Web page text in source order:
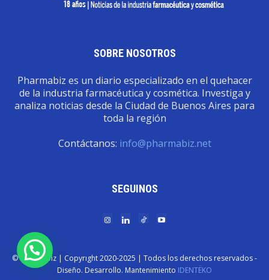
SOBRE NOSOTROS
Pharmabiz es un diario especializado en el quehacer
de la industria farmacéutica y cosmética. Investiga y
analiza noticias desde la Ciudad de Buenos Aires para
toda la región
Contáctanos: info@pharmabiz.net
SEGUINOS
© Pharmabiz | Copyrıght 2020-2025 | Todos los derechos reservados -
Diseño. Desarrollo. Mantenimiento IDENTËKO